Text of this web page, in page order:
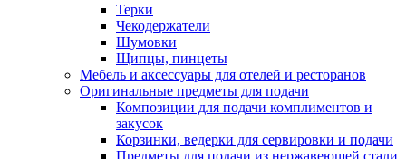
Терки
Чекодержатели
Шумовки
Щипцы, пинцеты
Мебель и аксессуары для отелей и ресторанов
Оригинальные предметы для подачи
Композиции для подачи комплиментов и
закусок
Корзинки, ведерки для сервировки и подачи
Предметы для подачи из нержавеющей стали